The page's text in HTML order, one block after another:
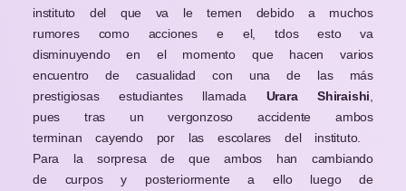
instituto del que va le temen debido a muchos
rumores como acciones e el, tdos esto va
disminuyendo en el momento que hacen varios
encuentro de casualidad con una de las más
prestigiosas estudiantes llamada Urara Shiraishi
pues tras un vergonzoso accidente ambos
terminan cayendo por las escolares del instituto.
Para la sorpresa de que ambos han cambiando
de curpos y posteriormente a ello luego de